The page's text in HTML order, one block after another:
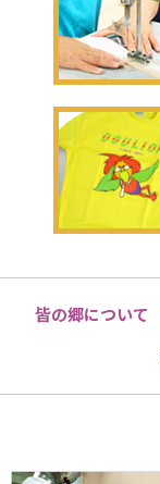
皆の郷について